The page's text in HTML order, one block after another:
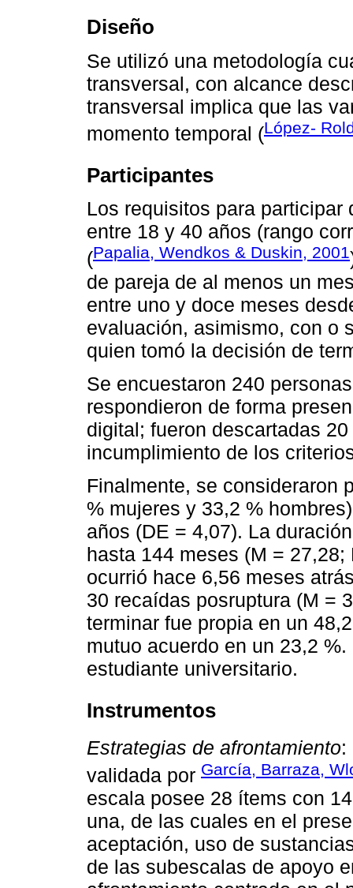
Diseño
Se utilizó una metodología
transversal, con alcance
transversal implica que las
momento temporal (López-
Participantes
Los requisitos para
entre 18 y 40 años (rango
(Papalia, Wendkos & Duskin, 2001
de pareja de al menos un
entre uno y doce meses
evaluación, asimismo, con o
quien tomó la decisión de
Se encuestaron 240
respondieron de forma
digital; fueron descartadas
incumplimiento de los
Finalmente, se consideraron
% mujeres y 33,2 %
años (DE = 4,07). La
hasta 144 meses (M =
ocurrió hace 6,56 meses
30 recaídas posruptura (M =
terminar fue propia en un
mutuo acuerdo en un 23,2
estudiante universitario.
Instrumentos
Estrategias de afrontamiento:
validada por García, Barraza,
escala posee 28 ítems con
una, de las cuales en el
aceptación, uso de
de las subescalas de apoyo